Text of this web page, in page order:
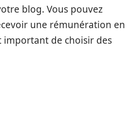
blog. Vous pouvez
une rémunération en
important de choisir des